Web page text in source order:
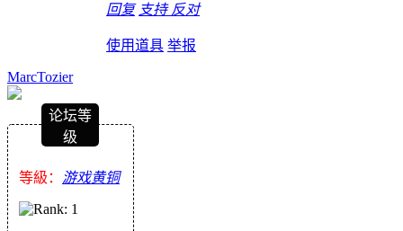
回复 支持 反对
使用道具 举报
MarcTozier
论坛等
级
等級： 游戏黄铜